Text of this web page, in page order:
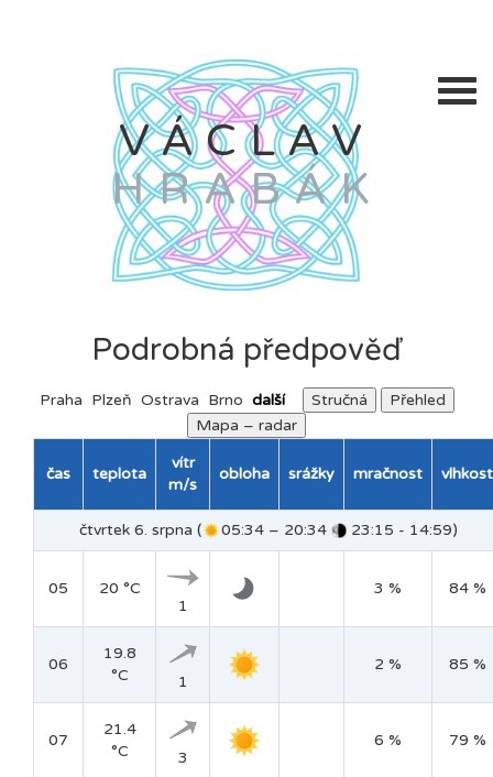
VÁCLAV
HRABÁK
Podrobná předpověď
Praha Plzeň Ostrava Brno další Stručná
Přehled
Mapa – radar
čas teplota
vítr
m/s
obloha srážky mračnost vlhkost
čtvrtek 6. srpna ( 05:34 – 20:34 23:15 - 14:59)
05
20 °C
1
3 % 84 %
06
19.8
°C
1
2 % 85 %
07
21.4
°C
3
6 % 79 %